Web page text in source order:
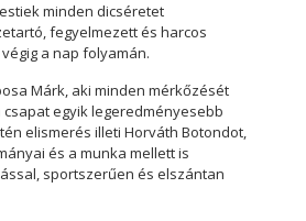
minden dicséretet
fegyelmezett és harcos
a nap folyamán.
Márk, aki minden mérkőzését
egyik legeredményesebb
elismerés illeti Horváth Botondot,
és a munka mellett is
sportszerűen és elszántan